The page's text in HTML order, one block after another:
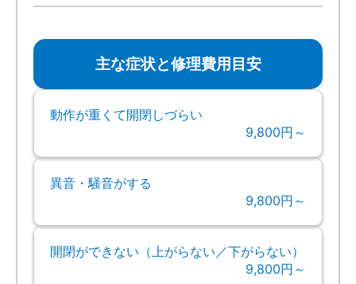
主な症状と修理費用目安
動作が重くて開閉しづらい
9,800円～
異音・騒音がする
9,800円～
開閉ができない（上がらない／下がらない）
9,800円～